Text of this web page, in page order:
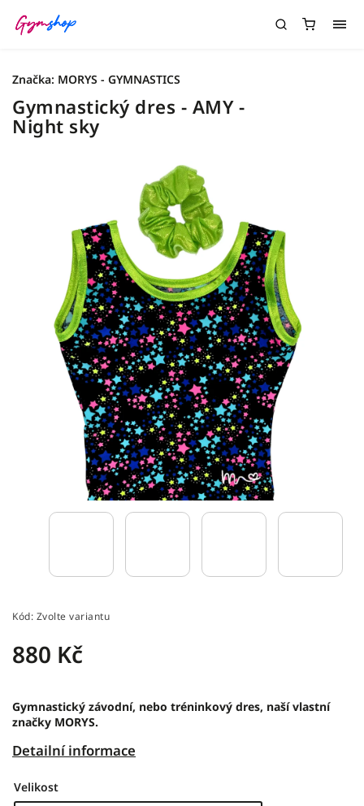
Gymnastický dres - AMY -
Night sky
Kód: Zvolte variantu
880 Kč
Gymnastický závodní, nebo tréninkový dres, naší vlastní
značky MORYS.
Detailní informace
Značka: MORYS - GYMNASTICS
Velikost